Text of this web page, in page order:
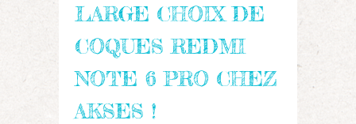
LARGE CHOIX DE
COQUES REDMI
NOTE 6 PRO CHEZ
AKSES !